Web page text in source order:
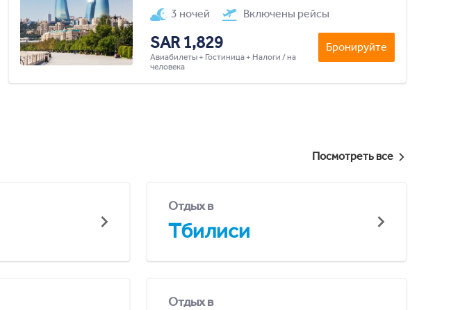
3 ночей Включены рейсы
SAR 1,829
Авиабилеты + Гостиница + Налоги / на
человека
Бронируйте
Посмотреть все
Отдых в
Тбилиси
Отдых в